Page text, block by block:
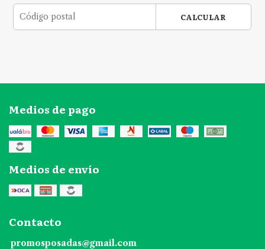
CALCULAR
Medios de pago
Medios de envío
Contacto
promosposadas@gmail.com